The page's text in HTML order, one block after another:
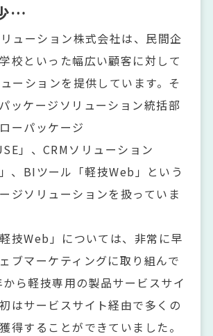
…
ューション株式会社は、民間企
校といった幅広い顧客に対して
ーションを提供しています。そ
ッケージソリューション統括部
ーパッケージ
」、CRMソリューション
、BIツール「軽技Web」という
ジソリューションを扱っていま
技Web」については、非常に早
ブマーケティングに取り組んで
ら軽技専用の製品サービスサイ
はサービスサイト経由で多くの
得することができていました。